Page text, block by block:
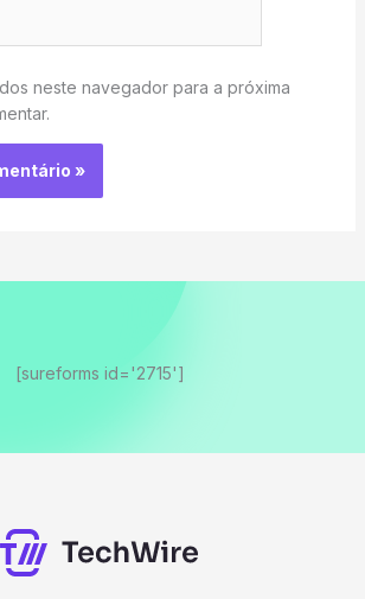
neste navegador para a próxima
[sureforms id='2715']